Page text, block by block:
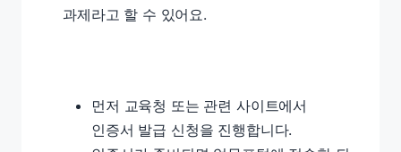
과제라고 할 수 있어요.
먼저 교육청 또는 관련 사이트에서
인증서 발급 신청을 진행합니다.